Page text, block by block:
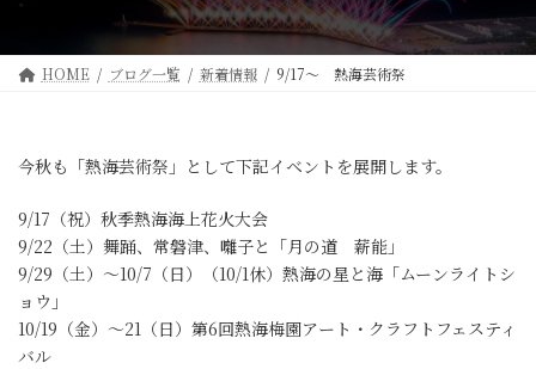
プ
動
HOME ブログ一覧 新着情報 9/17～ 熱海芸術祭
今秋も「熱海芸術祭」として下記イベントを展開します。
9/17（祝）秋季熱海海上花火大会
9/22（土）舞踊、常磐津、囃子と「月の道 薪能」
9/29（土）～10/7（日）（10/1休）熱海の星と海「ムーンライトシ
ョウ」
10/19（金）～21（日）第6回熱海梅園アート・クラフトフェスティ
バル